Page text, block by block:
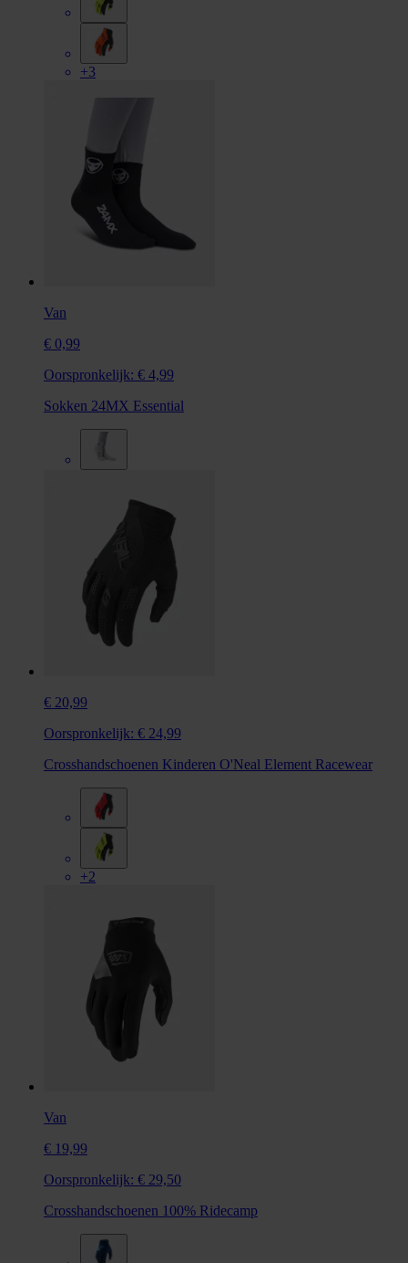
+3
Van
€ 0,99
Oorspronkelijk: € 4,99
Sokken 24MX Essential
€ 20,99
Oorspronkelijk: € 24,99
Crosshandschoenen Kinderen O'Neal Element Racewear
+2
Van
€ 19,99
Oorspronkelijk: € 29,50
Crosshandschoenen 100% Ridecamp